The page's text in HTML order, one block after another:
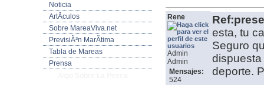
Noticia
ArtÃ­culos
Sobre MareaViva.net
PrevisiÃ³n MarÃ­tima
Tabla de Mareas
Prensa
Rene
Admin
Admin
Mensajes:
524
esta, tu
Seguro
deporte.